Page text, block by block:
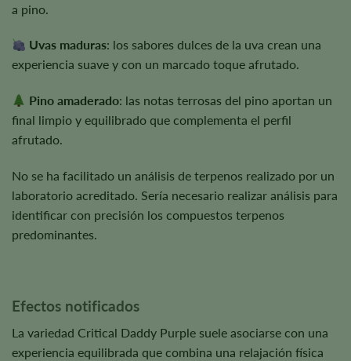
a pino.
Uvas maduras: los sabores dulces de la uva crean una
experiencia suave y con un marcado toque afrutado.
Pino amaderado: las notas terrosas del pino aportan un
final limpio y equilibrado que complementa el perfil
afrutado.
No se ha facilitado un análisis de terpenos realizado por un
laboratorio acreditado. Sería necesario realizar análisis para
identificar con precisión los compuestos terpenos
predominantes.
Efectos notificados
La variedad Critical Daddy Purple suele asociarse con una
experiencia equilibrada que combina una relajación física